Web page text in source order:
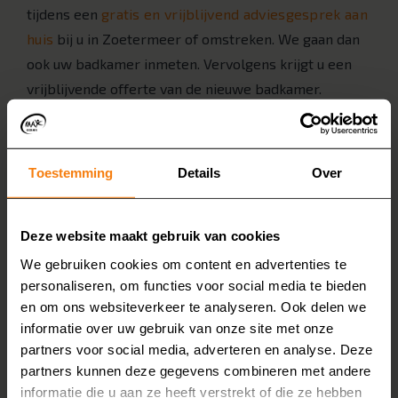
Toestemming Details Over
Deze website maakt gebruik van cookies
We gebruiken cookies om content en advertenties te
personaliseren, om functies voor social media te bieden
en om ons websiteverkeer te analyseren. Ook delen we
informatie over uw gebruik van onze site met onze
partners voor social media, adverteren en analyse. Deze
partners kunnen deze gegevens combineren met andere
informatie die u aan ze heeft verstrekt of die ze hebben
tijdens een gratis en vrijblijvend adviesgesprek aan
huis bij u in Zoetermeer of omstreken. We gaan dan
ook uw badkamer inmeten. Vervolgens krijgt u een
vrijblijvende offerte van de nieuwe badkamer.
4. Demonteren en afvoeren
Als alles akkoord is, beginnen we met het
demonteren van uw oude badkamer. Het materiaal
voeren we af, zodat u daar geen omkijken naar heeft.
5. Nieuwe badkamer installeren
Onze eigen monteurs installeren vervolgens de
badkamer bij u in Zoetermeer. Ze laten de badkamer
bezemschoon achter. Vervolgens kunt u genieten van
uw nieuwe badkamer!
Kosten van een